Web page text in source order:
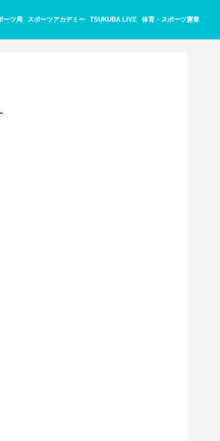
ーツ局 スポーツアカデミー TSUKUBA LIVE 体育・スポーツ憲章